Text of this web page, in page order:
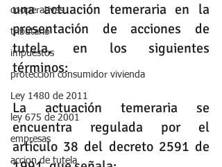
cooperativas
tributario
impuestos
protección consumidor vivienda
Ley 1480 de 2011
ley 675 de 2001
empresas
accion de tutela
una actuación temeraria en la
presentación de acciones de
tutela, en los siguientes
términos:
La actuación temeraria se
encuentra regulada por el
artículo 38 del decreto 2591 de